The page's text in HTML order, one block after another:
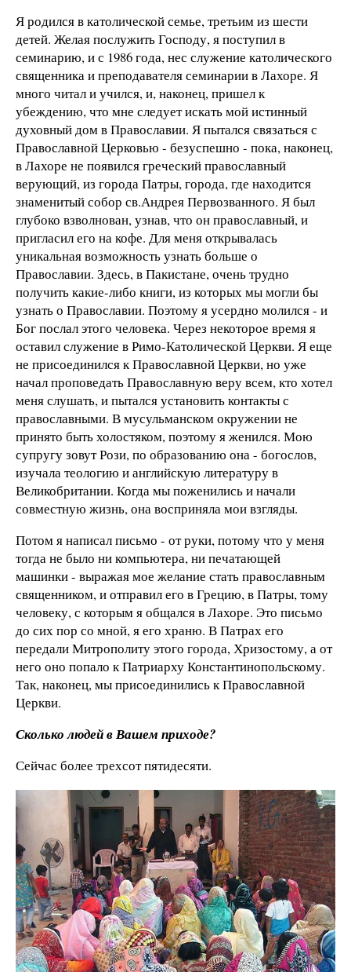
Я родился в католической семье, третьим из шести
детей. Желая послужить Господу, я поступил в
семинарию, и с 1986 года, нес служение католического
священника и преподавателя семинарии в Лахоре. Я
много читал и учился, и, наконец, пришел к
убеждению, что мне следует искать мой истинный
духовный дом в Православии. Я пытался связаться с
Православной Церковью - безуспешно - пока, наконец,
в Лахоре не появился греческий православный
верующий, из города Патры, города, где находится
знаменитый собор св.Андрея Первозванного. Я был
глубоко взволнован, узнав, что он православный, и
пригласил его на кофе. Для меня открывалась
уникальная возможность узнать больше о
Православии. Здесь, в Пакистане, очень трудно
получить какие-либо книги, из которых мы могли бы
узнать о Православии. Поэтому я усердно молился - и
Бог послал этого человека. Через некоторое время я
оставил служение в Римо-Католической Церкви. Я еще
не присоединился к Православной Церкви, но уже
начал проповедать Православную веру всем, кто хотел
меня слушать, и пытался установить контакты с
православными. В мусульманском окружении не
принято быть холостяком, поэтому я женился. Мою
супругу зовут Рози, по образованию она - богослов,
изучала теологию и английскую литературу в
Великобритании. Когда мы поженились и начали
совместную жизнь, она восприняла мои взгляды.
Потом я написал письмо - от руки, потому что у меня
тогда не было ни компьютера, ни печатающей
машинки - выражая мое желание стать православным
священником, и отправил его в Грецию, в Патры, тому
человеку, с которым я общался в Лахоре. Это письмо
до сих пор со мной, я его храню. В Патрах его
передали Митрополиту этого города, Хризостому, а от
него оно попало к Патриарху Константинопольскому.
Так, наконец, мы присоединились к Православной
Церкви.
Сколько людей в Вашем приходе?
Сейчас более трехсот пятидесяти.